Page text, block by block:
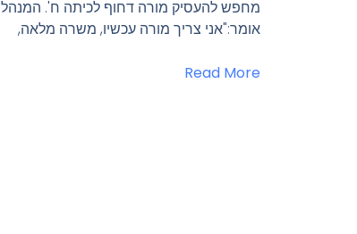
מחפש להעסיק מורה דחוף לכיתה ח'. המנהל
אומר:"אני צריך מורה עכשיו, משרה מלאה,
Read More